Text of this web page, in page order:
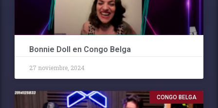
Bonnie Doll en Congo Belga
27 noviembre, 2024
CONGO BELGA